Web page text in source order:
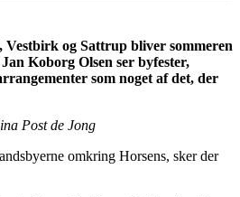
og Sattrup bliver sommeren
Koborg Olsen ser byfester,
som noget af det, der
Post de Jong
omkring Horsens, sker der